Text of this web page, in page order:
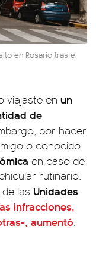
en Rosario tras el
viajaste en un
de
por hacer
o conocido
en caso de
rutinario.
las Unidades
infracciones,
, aumentó.